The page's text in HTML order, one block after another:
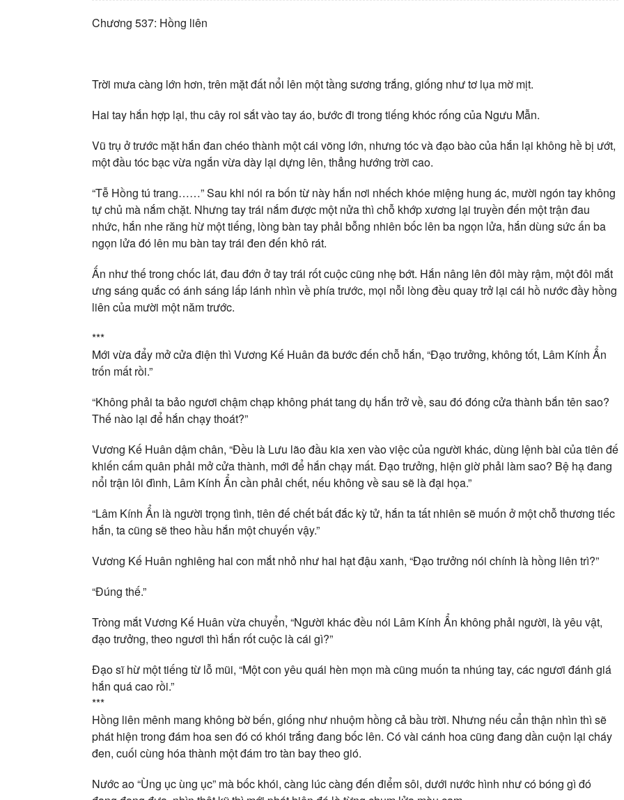
Chương 537: Hồng liên
Trời mưa càng lớn hơn, trên mặt đất nổi lên một tầng sương trắng, giống như tơ lụa mờ mịt.
Hai tay hắn hợp lại, thu cây roi sắt vào tay áo, bước đi trong tiếng khóc rống của Ngưu Mẫn.
Vũ trụ ở trước mặt hắn đan chéo thành một cái võng lớn, nhưng tóc và đạo bào của hắn lại không hề bị ướt,
một đầu tóc bạc vừa ngắn vừa dày lại dựng lên, thẳng hướng trời cao.
“Tễ Hồng tú trang……” Sau khi nói ra bốn từ này hắn nơi nhếch khóe miệng hung ác, mười ngón tay không
tự chủ mà nắm chặt. Nhưng tay trái nắm được một nửa thì chỗ khớp xương lại truyền đến một trận đau
nhức, hắn nhe răng hừ một tiếng, lòng bàn tay phải bỗng nhiên bốc lên ba ngọn lửa, hắn dùng sức ấn ba
ngọn lửa đó lên mu bàn tay trái đen đến khô rát.
Ấn như thế trong chốc lát, đau đớn ở tay trái rốt cuộc cũng nhẹ bớt. Hắn nâng lên đôi mày rậm, một đôi mắt
ưng sáng quắc có ánh sáng lấp lánh nhìn về phía trước, mọi nỗi lòng đều quay trở lại cái hồ nước đầy hồng
liên của mười một năm trước.
***
Mới vừa đẩy mở cửa điện thì Vương Kế Huân đã bước đến chỗ hắn, “Đạo trưởng, không tốt, Lâm Kính Ẩn
trốn mất rồi.”
“Không phải ta bảo ngươi chậm chạp không phát tang dụ hắn trở về, sau đó đóng cửa thành bắn tên sao?
Thế nào lại để hắn chạy thoát?”
Vương Kế Huân dậm chân, “Đều là Lưu lão đầu kia xen vào việc của người khác, dùng lệnh bài của tiên đế
khiến cấm quân phải mở cửa thành, mới để hắn chạy mất. Đạo trưởng, hiện giờ phải làm sao? Bệ hạ đang
nổi trận lôi đình, Lâm Kính Ẩn cần phải chết, nếu không về sau sẽ là đại họa.”
“Lâm Kính Ẩn là người trọng tình, tiên đế chết bất đắc kỳ tử, hắn ta tất nhiên sẽ muốn ở một chỗ thương tiếc
hắn, ta cũng sẽ theo hầu hắn một chuyến vậy.”
Vương Kế Huân nghiêng hai con mắt nhỏ như hai hạt đậu xanh, “Đạo trưởng nói chính là hồng liên trì?”
“Đúng thế.”
Tròng mắt Vương Kế Huân vừa chuyển, “Người khác đều nói Lâm Kính Ẩn không phải người, là yêu vật,
đạo trưởng, theo ngươi thì hắn rốt cuộc là cái gì?”
Đạo sĩ hừ một tiếng từ lỗ mũi, “Một con yêu quái hèn mọn mà cũng muốn ta nhúng tay, các ngươi đánh giá
hắn quá cao rồi.”
***
Hồng liên mênh mang không bờ bến, giống như nhuộm hồng cả bầu trời. Nhưng nếu cẩn thận nhìn thì sẽ
phát hiện trong đám hoa sen đó có khói trắng đang bốc lên. Có vài cánh hoa cũng đang dần cuộn lại cháy
đen, cuối cùng hóa thành một đám tro tàn bay theo gió.
Nước ao “Ùng ục ùng ục” mà bốc khói, càng lúc càng đến điểm sôi, dưới nước hình như có bóng gì đó